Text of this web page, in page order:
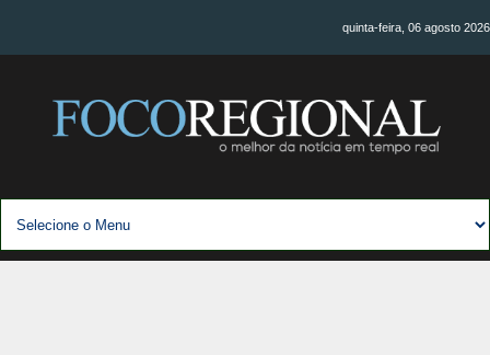
quinta-feira, 06 agosto 2026